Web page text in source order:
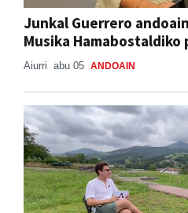
Junkal Guerrero
Musika
Aiurri abu 05 ANDOAIN